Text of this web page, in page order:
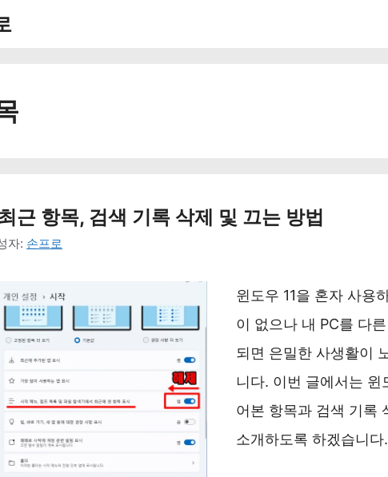
근 항목, 검색 기록 삭제 및 끄는 방법
자: 손프로
윈도우 11을 혼자 사용
이 없으나 내 PC를 다
되면 은밀한 사생활이
니다. 이번 글에서는 윈
어본 항목과 검색 기록
소개하도록 하겠습니다.